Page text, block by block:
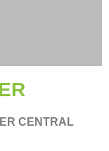
CENTRAL